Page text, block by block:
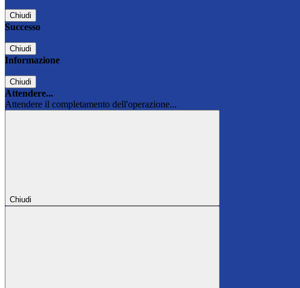
Chiudi
Successo
Chiudi
Informazione
Chiudi
Attendere...
Attendere il completamento dell'operazione...
Chiudi